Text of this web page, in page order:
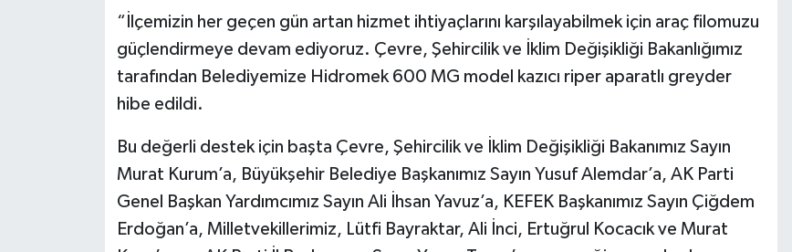
“İlçemizin her geçen gün artan hizmet ihtiyaçlarını karşılayabilmek için araç filomuzu
güçlendirmeye devam ediyoruz. Çevre, Şehircilik ve İklim Değişikliği Bakanlığımız
tarafından Belediyemize Hidromek 600 MG model kazıcı riper aparatlı greyder
hibe edildi.
Bu değerli destek için başta Çevre, Şehircilik ve İklim Değişikliği Bakanımız Sayın
Murat Kurum’a, Büyükşehir Belediye Başkanımız Sayın Yusuf Alemdar’a, AK Parti
Genel Başkan Yardımcımız Sayın Ali İhsan Yavuz’a, KEFEK Başkanımız Sayın Çiğdem
Erdoğan’a, Milletvekillerimiz, Lütfi Bayraktar, Ali İnci, Ertuğrul Kocacık ve Murat